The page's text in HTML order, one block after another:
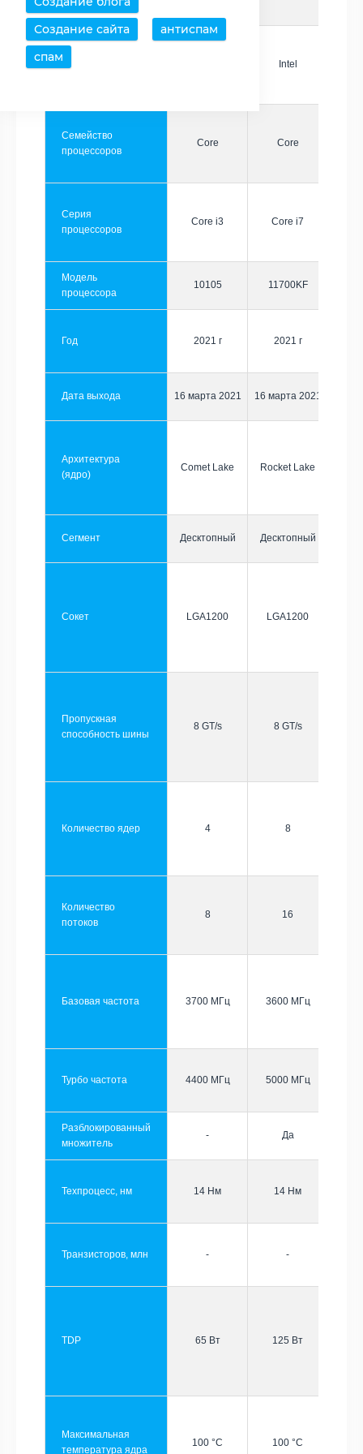
Создание сайта
антиспам
спам
Производитель Intel
Семейство
процессоров
Core Core
Серия
процессоров
Core i3 Core i7
Модель
процессора
10105 11700KF
Год 2021 г 2021 г
Дата выхода 16 марта 2021 16 марта 2021
Архитектура
(ядро)
Comet Lake Rocket Lake
Сегмент Десктопный Десктопный
Сокет LGA1200 LGA1200
Пропускная
способность шины
8 GT/s 8 GT/s
Количество ядер 4 8
Количество
потоков
8 16
Базовая частота 3700 МГц 3600 МГц
Турбо частота 4400 МГц 5000 МГц
Разблокированный
множитель
- Да
Техпроцесс, нм 14 Нм 14 Нм
Транзисторов, млн - -
TDP 65 Вт 125 Вт
Максимальная
температура ядра
100 °C 100 °C